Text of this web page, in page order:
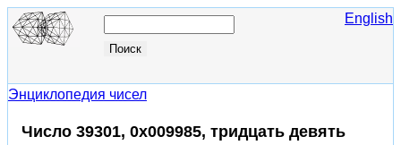
English
Энциклопедия чисел
Число 39301, 0x009985, тридцать девять